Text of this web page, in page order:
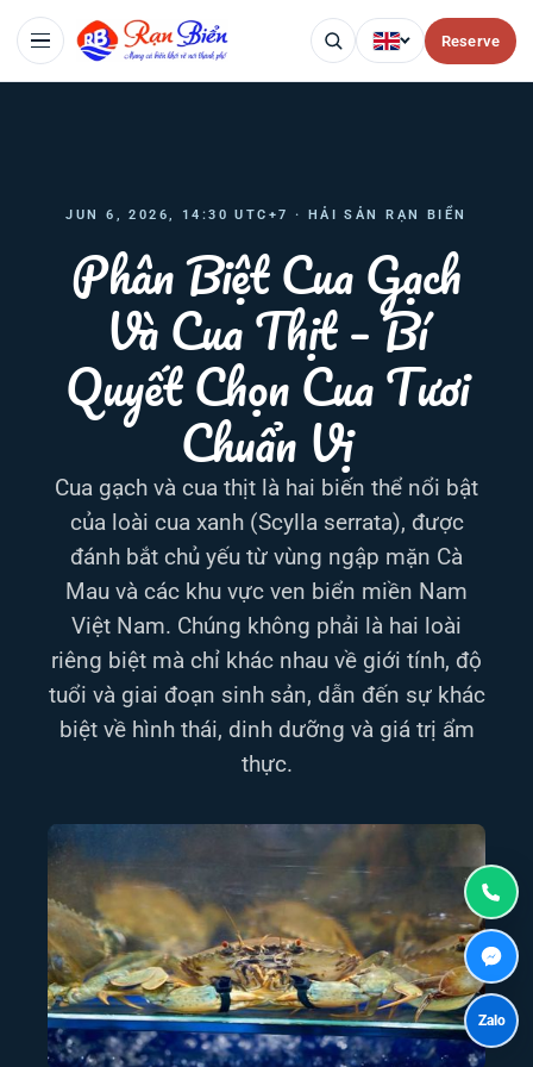
Reserve
JUN 6, 2026, 14:30 UTC+7 · HẢI SẢN RẠN BIỂN
Phân Biệt Cua Gạch
Và Cua Thịt – Bí
Quyết Chọn Cua Tươi
Chuẩn Vị
Cua gạch và cua thịt là hai biến thể nổi bật
của loài cua xanh (Scylla serrata), được
đánh bắt chủ yếu từ vùng ngập mặn Cà
Mau và các khu vực ven biển miền Nam
Việt Nam. Chúng không phải là hai loài
riêng biệt mà chỉ khác nhau về giới tính, độ
tuổi và giai đoạn sinh sản, dẫn đến sự khác
biệt về hình thái, dinh dưỡng và giá trị ẩm
thực.
Zalo